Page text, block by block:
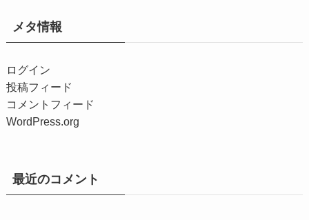
メタ情報
ログイン
投稿フィード
コメントフィード
WordPress.org
最近のコメント